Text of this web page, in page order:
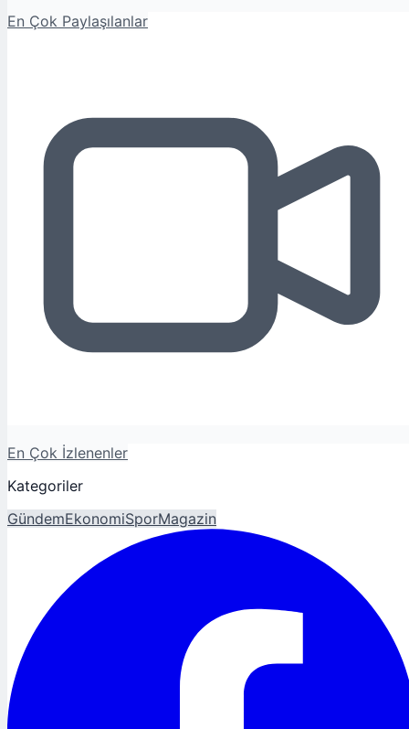
En Çok Paylaşılanlar
En Çok İzlenenler
Kategoriler
GündemEkonomiSporMagazin